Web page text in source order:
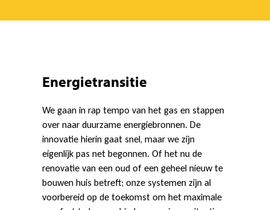
Energietransitie
We gaan in rap tempo van het gas en stappen
over naar duurzame energiebronnen. De
innovatie hierin gaat snel, maar we zijn
eigenlijk pas net begonnen. Of het nu de
renovatie van een oud of een geheel nieuw te
bouwen huis betreft; onze systemen zijn al
voorbereid op de toekomst om het maximale